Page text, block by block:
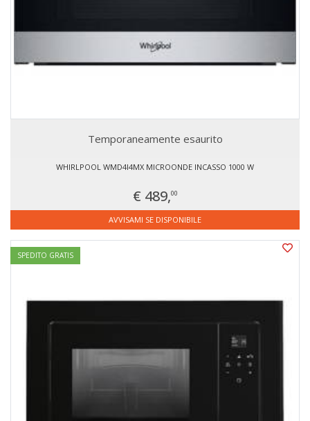
Temporaneamente esaurito
WHIRLPOOL WMD4I4MX MICROONDE INCASSO 1000 W
€ 489,00
AVVISAMI SE DISPONIBILE
SPEDITO GRATIS